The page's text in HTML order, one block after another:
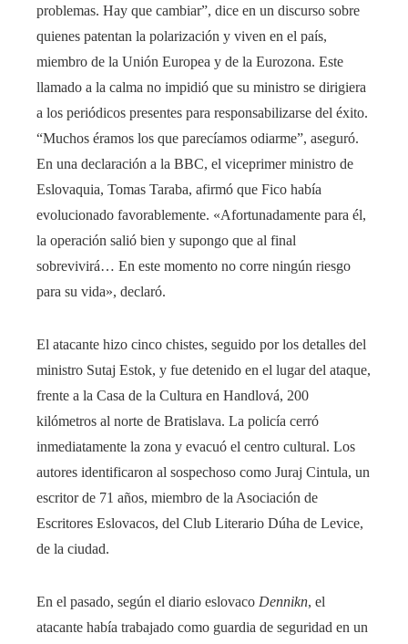
problemas. Hay que cambiar”, dice en un discurso sobre
quienes patentan la polarización y viven en el país,
miembro de la Unión Europea y de la Eurozona. Este
llamado a la calma no impidió que su ministro se dirigiera
a los periódicos presentes para responsabilizarse del éxito.
“Muchos éramos los que parecíamos odiarme”, aseguró.
En una declaración a la BBC, el viceprimer ministro de
Eslovaquia, Tomas Taraba, afirmó que Fico había
evolucionado favorablemente. «Afortunadamente para él,
la operación salió bien y supongo que al final
sobrevivirá… En este momento no corre ningún riesgo
para su vida», declaró.
El atacante hizo cinco chistes, seguido por los detalles del
ministro Sutaj Estok, y fue detenido en el lugar del ataque,
frente a la Casa de la Cultura en Handlová, 200
kilómetros al norte de Bratislava. La policía cerró
inmediatamente la zona y evacuó el centro cultural. Los
autores identificaron al sospechoso como Juraj Cintula, un
escritor de 71 años, miembro de la Asociación de
Escritores Eslovacos, del Club Literario Dúha de Levice,
de la ciudad.
En el pasado, según el diario eslovaco Dennikn, el
atacante había trabajado como guardia de seguridad en un